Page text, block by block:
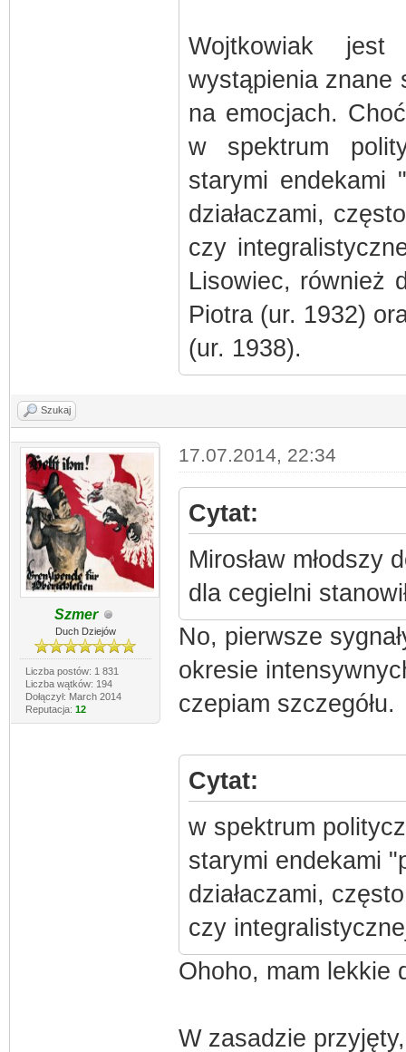
Wojtkowiak
wystąpienia znane
na emocjach.
w spektrum
starymi endekami
działaczami,
czy
Lisowiec, również
Piotra (ur. 1932)
(ur. 1938).
Szukaj
Szmer
Duch Dziejów
Liczba postów: 1 831
Liczba wątków: 194
Dołączył: March 2014
Reputacja: 12
17.07.2014, 22:34
Cytat:
Mirosław młodszy
dla cegielni
No, pierwsze
okresie
czepiam szczegółu.
Cytat:
w spektrum
starymi endekami
działaczami,
czy
Ohoho, mam lekkie
W zasadzie